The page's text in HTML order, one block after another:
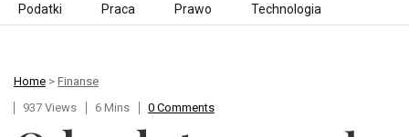
Podatki Praca Prawo Technologia
Home > Finanse
937 Views
6 Mins 0 Comments